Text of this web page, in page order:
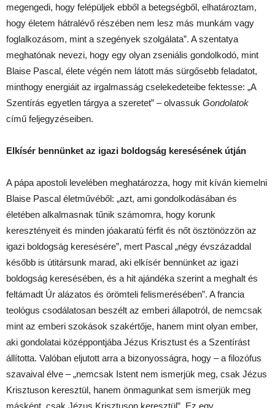
megengedi, hogy felépüljek ebből a betegségből, elhatároztam,
hogy életem hátralévő részében nem lesz más munkám vagy
foglalkozásom, mint a szegények szolgálata”. A szentatya
meghatónak nevezi, hogy egy olyan zseniális gondolkodó, mint
Blaise Pascal, élete végén nem látott más sürgősebb feladatot,
minthogy energiáit az irgalmasság cselekedeteibe fektesse: „A
Szentírás egyetlen tárgya a szeretet” – olvassuk Gondolatok
című feljegyzéseiben.
Elkísér bennünket az igazi boldogság keresésének útján
A pápa apostoli levelében meghatározza, hogy mit kíván kiemelni
Blaise Pascal életművéből: „azt, ami gondolkodásában és
életében alkalmasnak tűnik számomra, hogy korunk
keresztényeit és minden jóakaratú férfit és nőt ösztönözzön az
igazi boldogság keresésére”, mert Pascal „négy évszázaddal
később is útitársunk marad, aki elkísér bennünket az igazi
boldogság keresésében, és a hit ajándéka szerint a meghalt és
feltámadt Úr alázatos és örömteli felismerésében”. A francia
teológus csodálatosan beszélt az emberi állapotról, de nemcsak
mint az emberi szokások szakértője, hanem mint olyan ember,
aki gondolatai középpontjába Jézus Krisztust és a Szentírást
állította. Valóban eljutott arra a bizonyosságra, hogy – a filozófus
szavaival élve – „nemcsak Istent nem ismerjük meg, csak Jézus
Krisztuson keresztül, hanem önmagunkat sem ismerjük meg
másként, csak Jézus Krisztuson keresztül”. Ez egy